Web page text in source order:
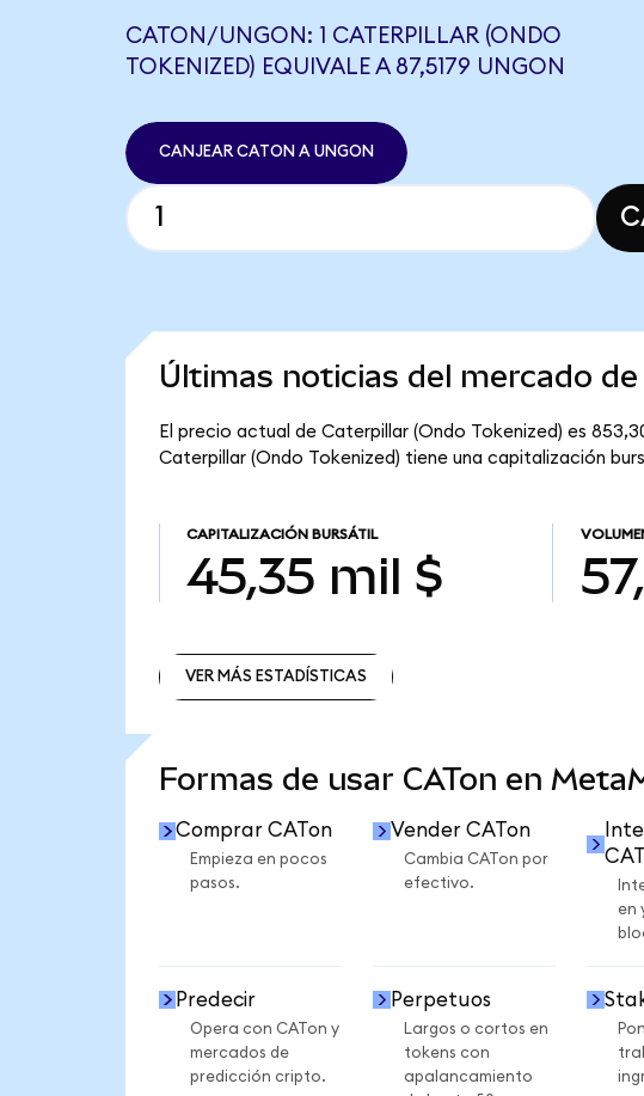
CATON/UNGON: 1 CATERPILLAR (ONDO
TOKENIZED) EQUIVALE A 87,5179 UNGON
CANJEAR CATON A UNGON
Últimas noticias del mercado
El precio actual de Caterpillar (Ondo Tokenized) es
Caterpillar (Ondo Tokenized) tiene una capitalización
CAPITALIZACIÓN BURSÁTIL
45,35 mil $
VER MÁS ESTADÍSTICAS
Formas de usar CATon en
Comprar CATon
Empieza en pocos
pasos.
Vender CATon
Cambia CATon por
efectivo.
en
Predecir
Opera con CATon y
mercados de
predicción cripto.
Perpetuos
Largos o cortos en
tokens con
apalancamiento